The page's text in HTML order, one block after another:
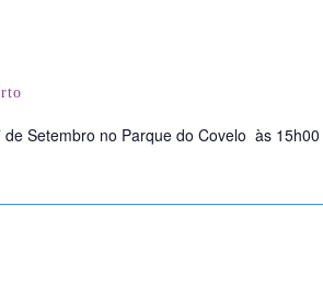
Setembro no Parque do Covelo às 15h00